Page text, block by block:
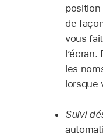
position
de
vous
l’écran.
les
lorsque
Suivi